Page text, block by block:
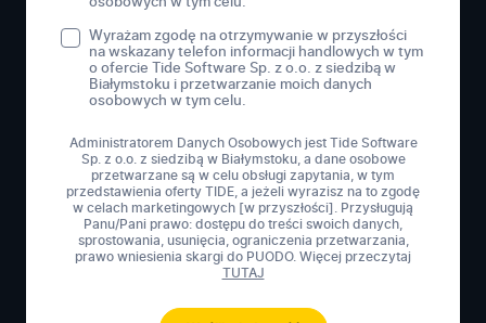
Wyrażam zgodę na otrzymywanie w przyszłości
na wskazany telefon informacji handlowych w tym
o ofercie Tide Software Sp. z o.o. z siedzibą w
Białymstoku i przetwarzanie moich danych
osobowych w tym celu.
Administratorem Danych Osobowych jest Tide Software
Sp. z o.o. z siedzibą w Białymstoku, a dane osobowe
przetwarzane są w celu obsługi zapytania, w tym
przedstawienia oferty TIDE, a jeżeli wyrazisz na to zgodę
w celach marketingowych [w przyszłości]. Przysługują
Panu/Pani prawo: dostępu do treści swoich danych,
sprostowania, usunięcia, ograniczenia przetwarzania,
prawo wniesienia skargi do PUODO. Więcej przeczytaj
TUTAJ